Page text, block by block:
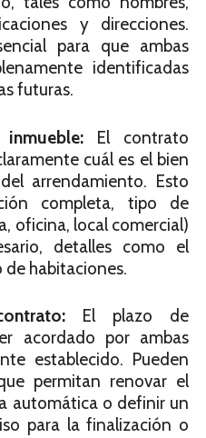
y direcciones.
para que ambas
identificadas
futuras.
El contrato
cuál es el bien
arrendamiento. Esto
completa, tipo de
oficina, local comercial)
detalles como el
habitaciones.
El plazo de
acordado por ambas
establecido. Pueden
permitan renovar el
automática o definir un
para la finalización o